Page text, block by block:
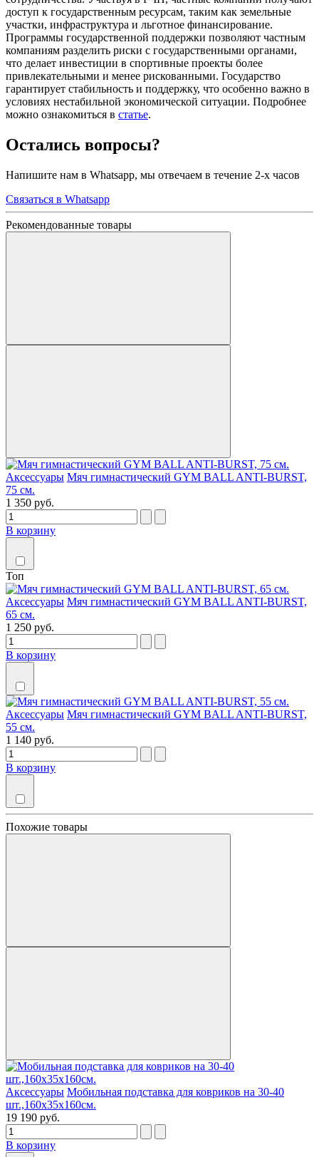
доступ к государственным ресурсам, таким как земельные
участки, инфраструктура и льготное финансирование.
Программы государственной поддержки позволяют частным
компаниям разделить риски с государственными органами,
что делает инвестиции в спортивные проекты более
привлекательными и менее рискованными. Государство
гарантирует стабильность и поддержку, что особенно важно в
условиях нестабильной экономической ситуации. Подробнее
можно ознакомиться в статье.
Остались вопросы?
Напишите нам в Whatsapp, мы отвечаем в течение 2-х часов
Связаться в Whatsapp
Рекомендованные товары
Аксессуары Мяч гимнастический GYM BALL ANTI-BURST,
75 см.
1 350 руб.
В корзину
Топ
Аксессуары Мяч гимнастический GYM BALL ANTI-BURST,
65 см.
1 250 руб.
В корзину
Аксессуары Мяч гимнастический GYM BALL ANTI-BURST,
55 см.
1 140 руб.
В корзину
Похожие товары
Аксессуары Мобильная подставка для ковриков на 30-40
шт.,160х35х160см.
19 190 руб.
В корзину